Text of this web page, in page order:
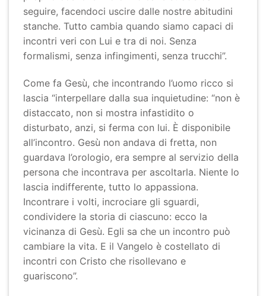
seguire, facendoci uscire dalle nostre abitudini
stanche. Tutto cambia quando siamo capaci di
incontri veri con Lui e tra di noi. Senza
formalismi, senza infingimenti, senza trucchi”.
Come fa Gesù, che incontrando l’uomo ricco si
lascia “interpellare dalla sua inquietudine: “non è
distaccato, non si mostra infastidito o
disturbato, anzi, si ferma con lui. È disponibile
all’incontro. Gesù non andava di fretta, non
guardava l’orologio, era sempre al servizio della
persona che incontrava per ascoltarla. Niente lo
lascia indifferente, tutto lo appassiona.
Incontrare i volti, incrociare gli sguardi,
condividere la storia di ciascuno: ecco la
vicinanza di Gesù. Egli sa che un incontro può
cambiare la vita. E il Vangelo è costellato di
incontri con Cristo che risollevano e
guariscono”.